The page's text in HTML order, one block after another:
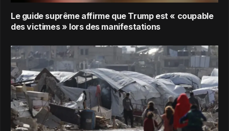
Le guide suprême affirme que Trump est « coupable
des victimes » lors des manifestations